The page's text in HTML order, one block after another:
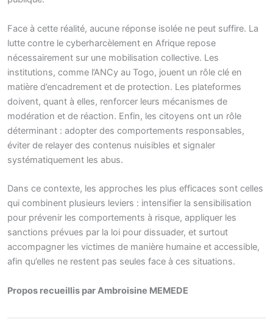
Face à cette réalité, aucune réponse isolée ne peut suffire. La
lutte contre le cyberharcèlement en Afrique repose
nécessairement sur une mobilisation collective. Les
institutions, comme l’ANCy au Togo, jouent un rôle clé en
matière d’encadrement et de protection. Les plateformes
doivent, quant à elles, renforcer leurs mécanismes de
modération et de réaction. Enfin, les citoyens ont un rôle
déterminant : adopter des comportements responsables,
éviter de relayer des contenus nuisibles et signaler
systématiquement les abus.
Dans ce contexte, les approches les plus efficaces sont celles
qui combinent plusieurs leviers : intensifier la sensibilisation
pour prévenir les comportements à risque, appliquer les
sanctions prévues par la loi pour dissuader, et surtout
accompagner les victimes de manière humaine et accessible,
afin qu’elles ne restent pas seules face à ces situations.
Propos recueillis par Ambroisine MEMEDE